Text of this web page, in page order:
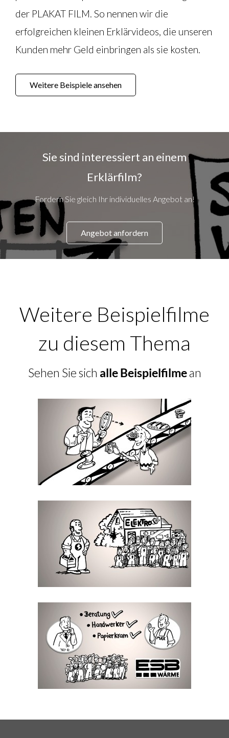
der PLAKAT FILM. So nennen wir die
erfolgreichen kleinen Erklärvideos, die unseren
Kunden mehr Geld einbringen als sie kosten.
Weitere Beispiele ansehen
Sie sind interessiert an einem
Erklärfilm?
Fordern Sie gleich Ihr individuelles Angebot an!
Angebot anfordern
Weitere Beispielfilme
zu diesem Thema
Sehen Sie sich alle Beispielfilmean